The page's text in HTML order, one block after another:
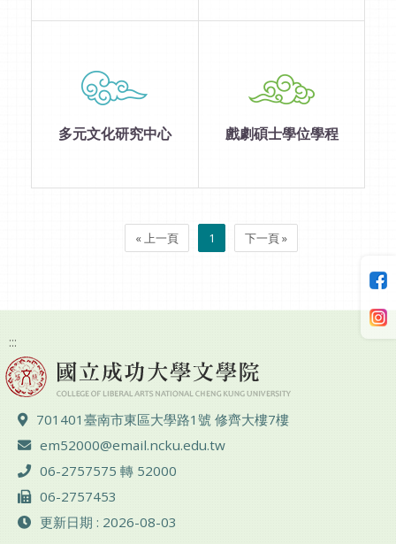
多元文化研究中心 戲劇碩士學位學程
« 上一頁 1 下一頁 »
:::
地址 ：
701401臺南市東區大學路1號 修齊大樓7樓
電子郵件 ：
em52000@email.ncku.edu.tw
電話 ：
06-2757575 轉 52000
傳真 ：
06-2757453
更新日期 : 2026-08-03